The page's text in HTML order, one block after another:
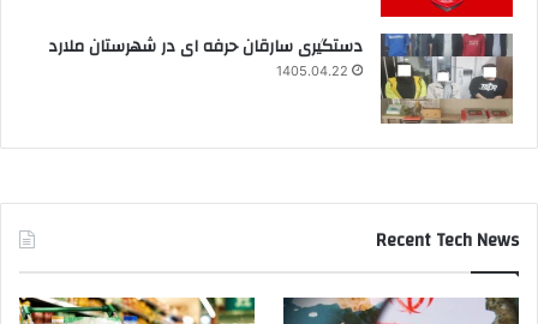
دستگیری سارقان حرفه ای در شهرستان ملارد
1405.04.22
Recent Tech News